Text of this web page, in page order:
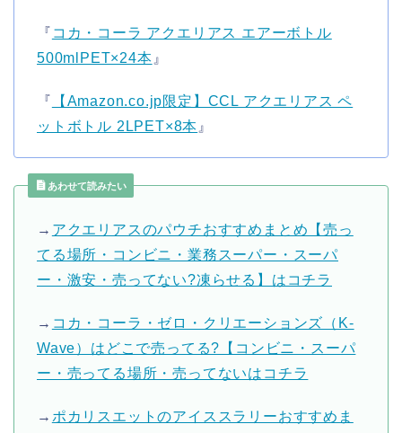
『 コカ・コーラ アクエリアス エアーボトル
500mlPET×24本 』
『
【Amazon.co.jp限定】CCL アクエリアス ペ
ットボトル 2LPET×8本 』
あわせて読みたい
→ アクエリアスのパウチおすすめまとめ【売っ
てる場所・コンビニ・業務スーパー・スーパ
ー・激安・売ってない?凍らせる】はコチラ
→ コカ・コーラ・ゼロ・クリエーションズ（K-
Wave）はどこで売ってる?【コンビニ・スーパ
ー・売ってる場所・売ってないはコチラ
→ ポカリスエットのアイススラリーおすすめま